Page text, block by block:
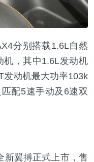
分别搭载1.6L自然
机，其中1.6L发动机
发动机最大功率103k
配5速手动及6速双
翼搏正式上市， 售